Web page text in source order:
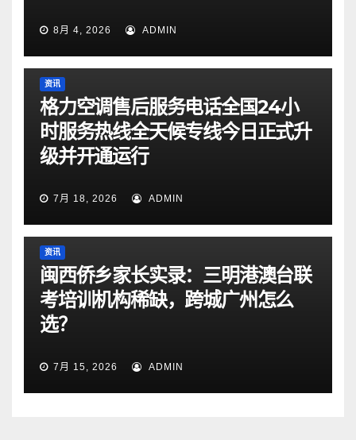
8月 4, 2026 ADMIN
资讯
格力空调售后服务电话全国24小
时服务热线全天候专线今日正式升
级并开通运行
7月 18, 2026 ADMIN
资讯
闽西侨乡家长实录：三明港澳台联
考培训机构稀缺，跨城广州怎么
选？
7月 15, 2026 ADMIN